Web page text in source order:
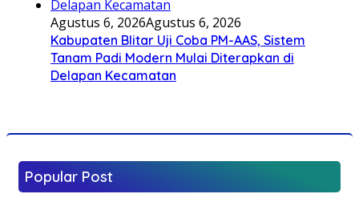
Agustus 6, 2026Agustus 6, 2026
Kabupaten Blitar Uji Coba PM-AAS, Sistem
Tanam Padi Modern Mulai Diterapkan di
Delapan Kecamatan
Popular Post